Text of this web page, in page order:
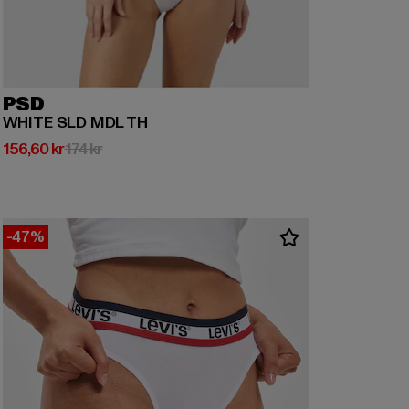
PSD
WHITE SLD MDL TH
156,60 kr
Nuvarande pris: 156,60 kr
174 krKampanjpris: 174 kr
-47%